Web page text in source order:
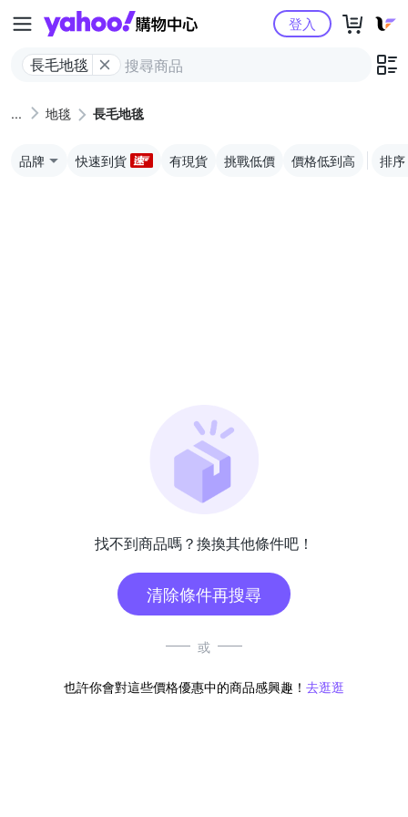
Yahoo購物中心
長毛地毯
登入
地毯 長毛地毯
品牌 快速到貨 有現貨 挑戰低價 價格低到高 排序
找不到商品嗎？換換其他條件吧！
清除條件再搜尋
或
也許你會對這些價格優惠中的商品感興趣！ 去逛逛